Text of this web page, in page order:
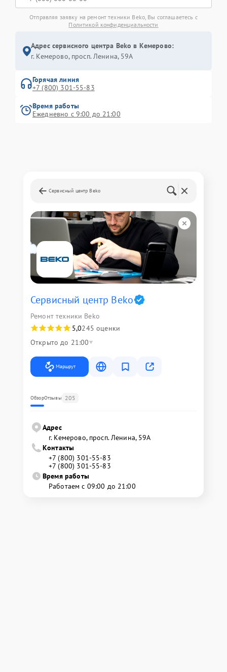
Отправляя заявку на ремонт техники Beko, Вы соглашаетесь с
Политикой конфиденциальности
Адрес сервисного центра Beko в Кемерово:
г. Кемерово, просп. Ленина, 59А
Горячая линия
+7 (800) 301-55-83
Время работы
Ежедневно с 9:00 до 21:00
Сервисный центр Beko
Сервисный центр Beko
Ремонт техники Beko
5,0245 оценки
Открыто до 21:00
Маршрут
ОбзорОтзывы 205
Адрес
г. Кемерово, просп. Ленина, 59А
Контакты
+7 (800) 301-55-83
+7 (800) 301-55-83
Время работы
Работаем с 09:00 до 21:00